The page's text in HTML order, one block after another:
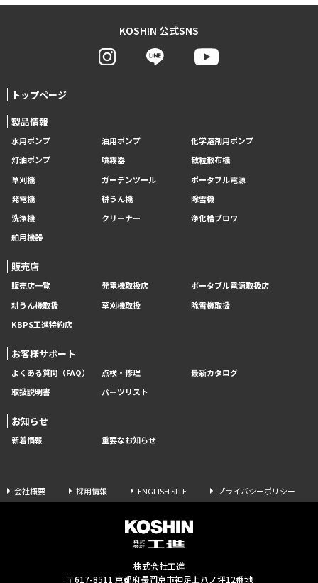
KOSHIN 公式SNS
トップページ
製品情報
水用ポンプ 油用ポンプ
化学溶剤用ポンプ
灯油ポンプ
噴霧器
散粒散布機
草刈機
ガーデンツール
ポータブル電源
発電機
耕うん機
除雪機
洗浄機
クリーナー
浄化槽ブロワ
舶用機器
販売店
販売店一覧 発電機取扱店
ポータブル電源取扱店
耕うん機取扱
草刈機取扱
除雪機取扱
KBPS工進特約店
お客様サポート
よくある質問（FAQ） 点検・修理
最新カタログ
取扱説明書
パーツリスト
お知らせ
新着情報 重要なお知らせ
会社概要 採用情報 ENGLISH SITE プライバシーポリシー
株式会社工進
〒617-8511 京都府長岡京市神足上八ノ坪12番地